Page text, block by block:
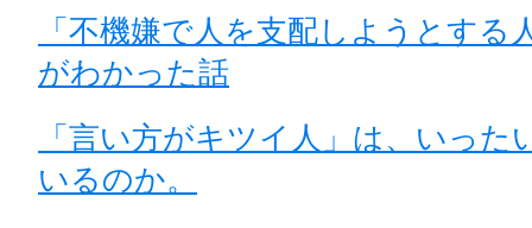
「不機嫌で人を支配しようとする
がわかった話
「言い方がキツイ人」は、いった
いるのか。